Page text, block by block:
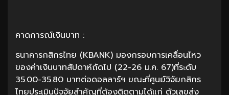
คาดการณ์เงินบาท :
ธนาคารกสิกรไทย (KBANK) มองกรอบการเคลื่อนไหว
ของค่าเงินบาทสัปดาห์ถัดไป (22-26 ม.ค. 67)ที่ระดับ
35.00-35.80 บาทต่อดอลลาร์ฯ ขณะที่ศูนย์วิจัยกสิกร
ไทยประเมินปัจจัยสำคัญที่ต้องติดตามได้แก่ ตัวเลขส่ง